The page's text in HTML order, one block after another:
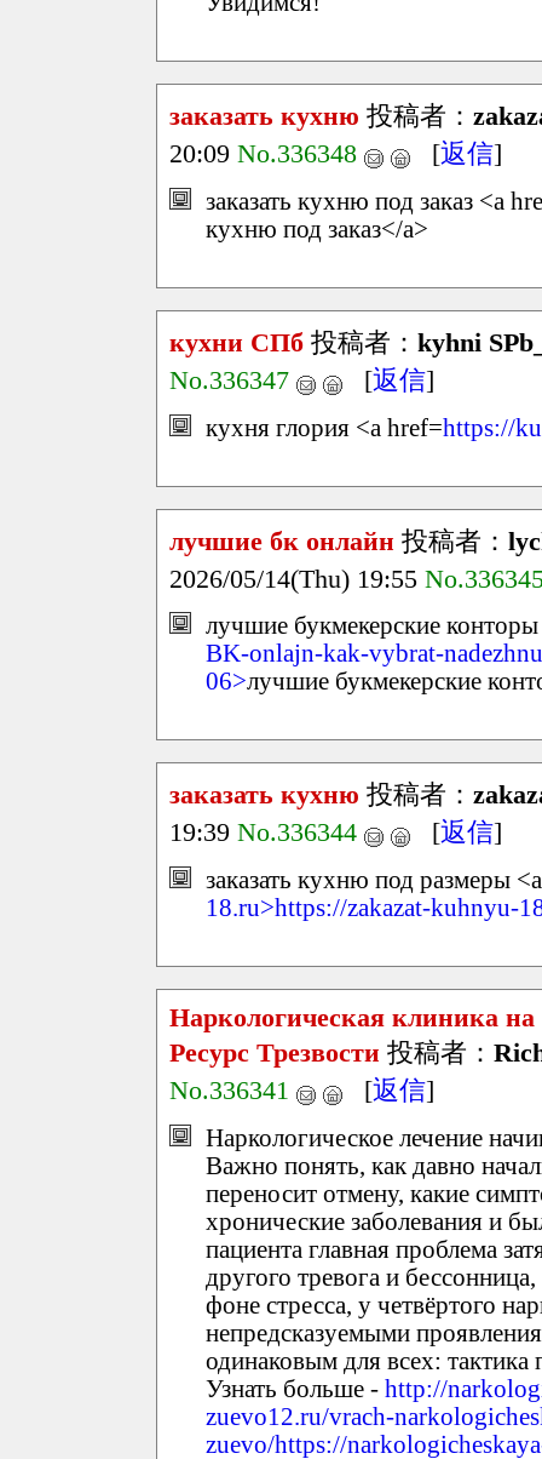
заказать кухню 投稿者：
20:09 No.336348 [返信]
заказать кухню под заказ <a
кухню под заказ</a>
кухни СПб 投稿者： kyhni
No.336347
[返信]
кухня глория <a href=https://
лучшие бк онлайн 投稿者：
2026/05/14(Thu) 19:55
лучшие букмекерские
BK-onlajn-kak-vybrat-
06>лучшие букмекерские
заказать кухню 投稿者：
19:39 No.336344 [返信]
заказать кухню под размеры
18.ru>https://zakazat-kuhnyu-
Наркологическая клиника
Ресурс Трезвости 投稿者：
No.336341
[返信]
Наркологическое лечение
Важно понять, как давно
переносит отмену, какие
хронические заболевания и
пациента главная проблема
другого тревога и
фоне стресса, у четвёртого
непредсказуемыми
одинаковым для всех:
Узнать больше - http://
zuevo12.ru/vrach-
zuevo/https://